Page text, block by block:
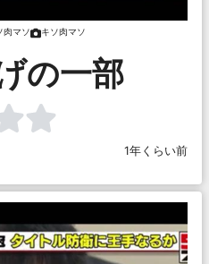
肉マソ キソ肉マソ
の一部
1年くらい前